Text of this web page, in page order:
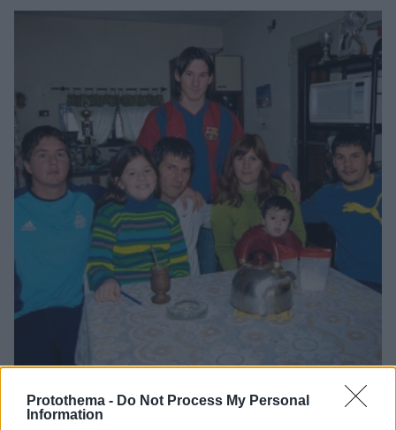
Protothema - Do Not Process My Personal
Information
Χόρχε Μέσι: Ο εργάτης από το Ροσάριο που πήρε
08.08.2026, 21:43